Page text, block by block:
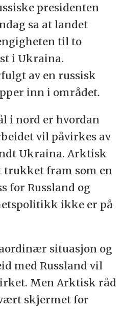
presidenten
sa at landet
til to
i Ukraina.
av en russisk
inn i området.
i nord er hvordan
vil påvirkes av
Ukraina. Arktisk
fram som en
for Russland og
ikke er på
situasjon og
med Russland vil
Men Arktisk råd
skjermet for